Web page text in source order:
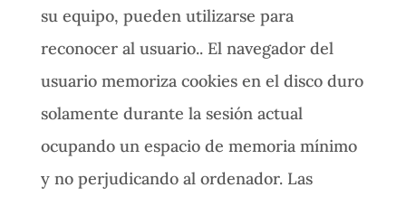
su equipo, pueden utilizarse para
reconocer al usuario.. El navegador del
usuario memoriza cookies en el disco duro
solamente durante la sesión actual
ocupando un espacio de memoria mínimo
y no perjudicando al ordenador. Las